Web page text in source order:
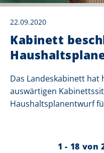
22.09.2020
Kabinett
Das Landeskabinett hat
auswärtigen
Haushaltsplanentwurf
1 - 18 von